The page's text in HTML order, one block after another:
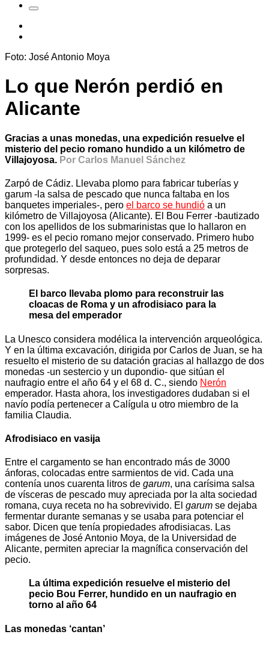
Foto: José Antonio Moya
Lo que Nerón perdió en
Alicante
Gracias a unas monedas, una expedición resuelve el
misterio del pecio romano hundido a un kilómetro de
Villajoyosa. Por Carlos Manuel Sánchez
Zarpó de Cádiz. Llevaba plomo para fabricar tuberías y
garum -la salsa de pescado que nunca faltaba en los
banquetes imperiales-, pero el barco se hundió a un
kilómetro de Villajoyosa (Alicante). El Bou Ferrer -bautizado
con los apellidos de los submarinistas que lo hallaron en
1999- es el pecio romano mejor conservado. Primero hubo
que protegerlo del saqueo, pues solo está a 25 metros de
profundidad. Y desde entonces no deja de deparar
sorpresas.
El barco llevaba plomo para reconstruir las
cloacas de Roma y un afrodisiaco para la
mesa del emperador
La Unesco considera modélica la intervención arqueológica.
Y en la última excavación, dirigida por Carlos de Juan, se ha
resuelto el misterio de su datación gracias al hallazgo de dos
monedas -un sestercio y un dupondio- que sitúan el
naufragio entre el año 64 y el 68 d. C., siendo Nerón
emperador. Hasta ahora, los investigadores dudaban si el
navío podía pertenecer a Calígula u otro miembro de la
familia Claudia.
Afrodisiaco en vasija
Entre el cargamento se han encontrado más de 3000
ánforas, colocadas entre sarmientos de vid. Cada una
contenía unos cuarenta litros de garum, una carísima salsa
de vísceras de pescado muy apreciada por la alta sociedad
romana, cuya receta no ha sobrevivido. El garum se dejaba
fermentar durante semanas y se usaba para potenciar el
sabor. Dicen que tenía propiedades afrodisiacas. Las
imágenes de José Antonio Moya, de la Universidad de
Alicante, permiten apreciar la magnífica conservación del
pecio.
La última expedición resuelve el misterio del
pecio Bou Ferrer, hundido en un naufragio en
torno al año 64
Las monedas ‘cantan’